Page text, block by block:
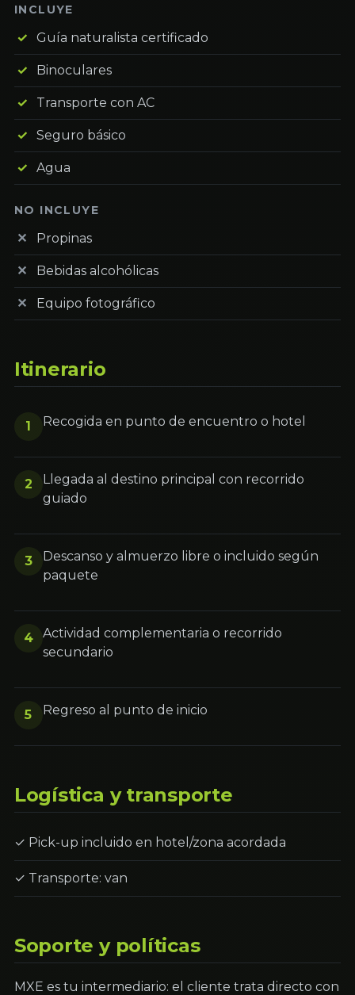
INCLUYE
Guía naturalista certificado
Binoculares
Transporte con AC
Seguro básico
Agua
NO INCLUYE
Propinas
Bebidas alcohólicas
Equipo fotográfico
Itinerario
1 Recogida en punto de encuentro o hotel
2
Llegada al destino principal con recorrido
guiado
3
Descanso y almuerzo libre o incluido según
paquete
4
Actividad complementaria o recorrido
secundario
5 Regreso al punto de inicio
Logística y transporte
✓ Pick-up incluido en hotel/zona acordada
✓ Transporte: van
Soporte y políticas
MXE es tu intermediario: el cliente trata directo con